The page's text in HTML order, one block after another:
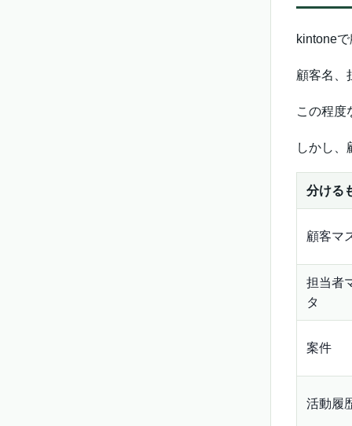
kintone
顧客名、
この程度
しかし、
分ける
顧客マ
担当者
タ
案件
活動履